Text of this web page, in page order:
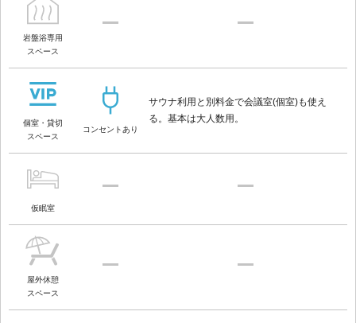
岩盤浴専用
スペース
個室・貸切
スペース
コンセントあり
サウナ利用と別料金で会議室(個室)も使え
る。基本は大人数用。
仮眠室
屋外休憩
スペース